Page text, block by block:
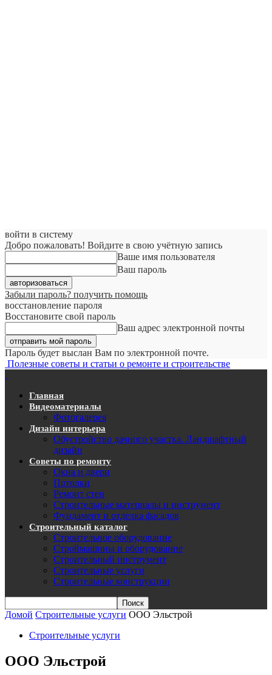
войти в систему
Добро пожаловать! Войдите в свою учётную запись
Ваше имя пользователя
Ваш пароль
Забыли пароль? получить помощь
восстановление пароля
Восстановите свой пароль
Ваш адрес электронной почты
Пароль будет выслан Вам по электронной почте.
Полезные советы и статьи о ремонте и строительстве
Главная
Видеоматериалы
Фотогалерея
Дизайн интерьера
Обустройство дачного участка. Ландшафтный
дизайн
Советы по ремонту
Окна и двери
Потолки
Ремонт стен
Строительные материалы и инструмент
Фундамент и отделка фасадов
Строительный каталог
Строительное оборудование
Строймашины и оборудование
Строительный инструмент
Строительные услуги
Строительные конструкции
Домой Строительные услуги ООО Эльстрой
Строительные услуги
ООО Эльстрой